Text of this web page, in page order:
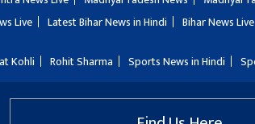
Live Latest Bihar News in Hindi Bihar News Live
Kohli Rohit Sharma Sports News in Hindi